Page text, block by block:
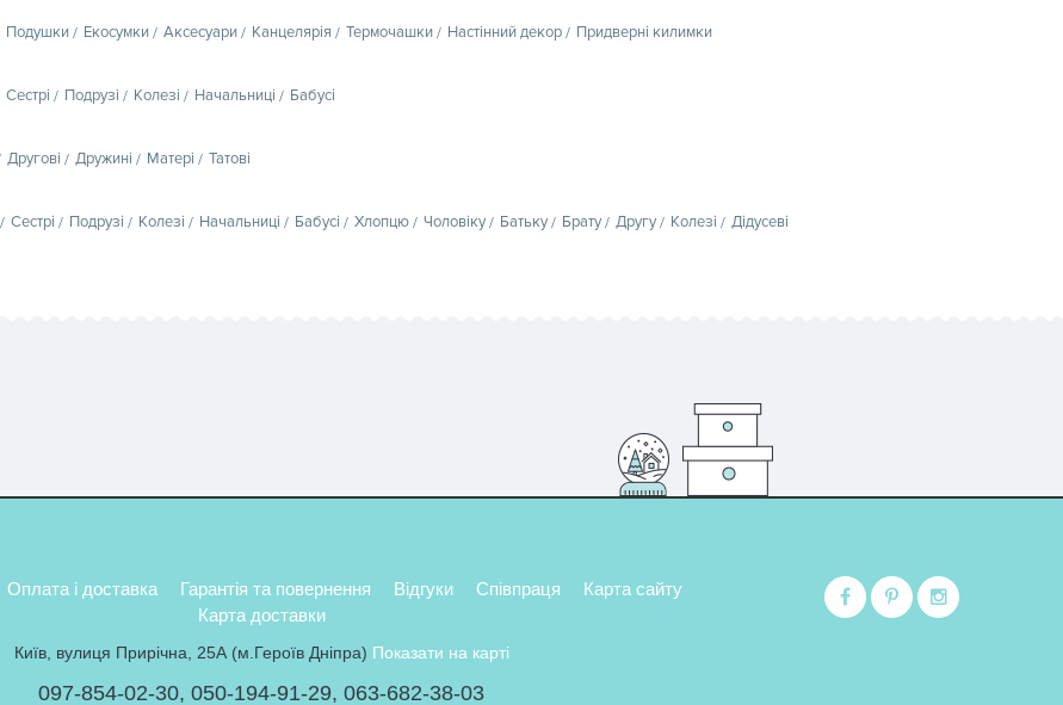
Подушки Екосумки Аксесуари Канцелярія Термочашки Настінний декор Придверні килимки
Сестрі Подрузі Колезі Начальниці Бабусі
Другові Дружині Матері Татові
Сестрі Подрузі Колезі Начальниці Бабусі Хлопцю Чоловіку Батьку Брату Другу Колезі Дідусеві
Оплата і доставка Гарантія та повернення Відгуки Співпраця
Карта сайту
Карта доставки
Київ, вулиця Прирічна, 25А (м.Героїв Дніпра) Показати на карті
097-854-02-30, 050-194-91-29, 063-682-38-03